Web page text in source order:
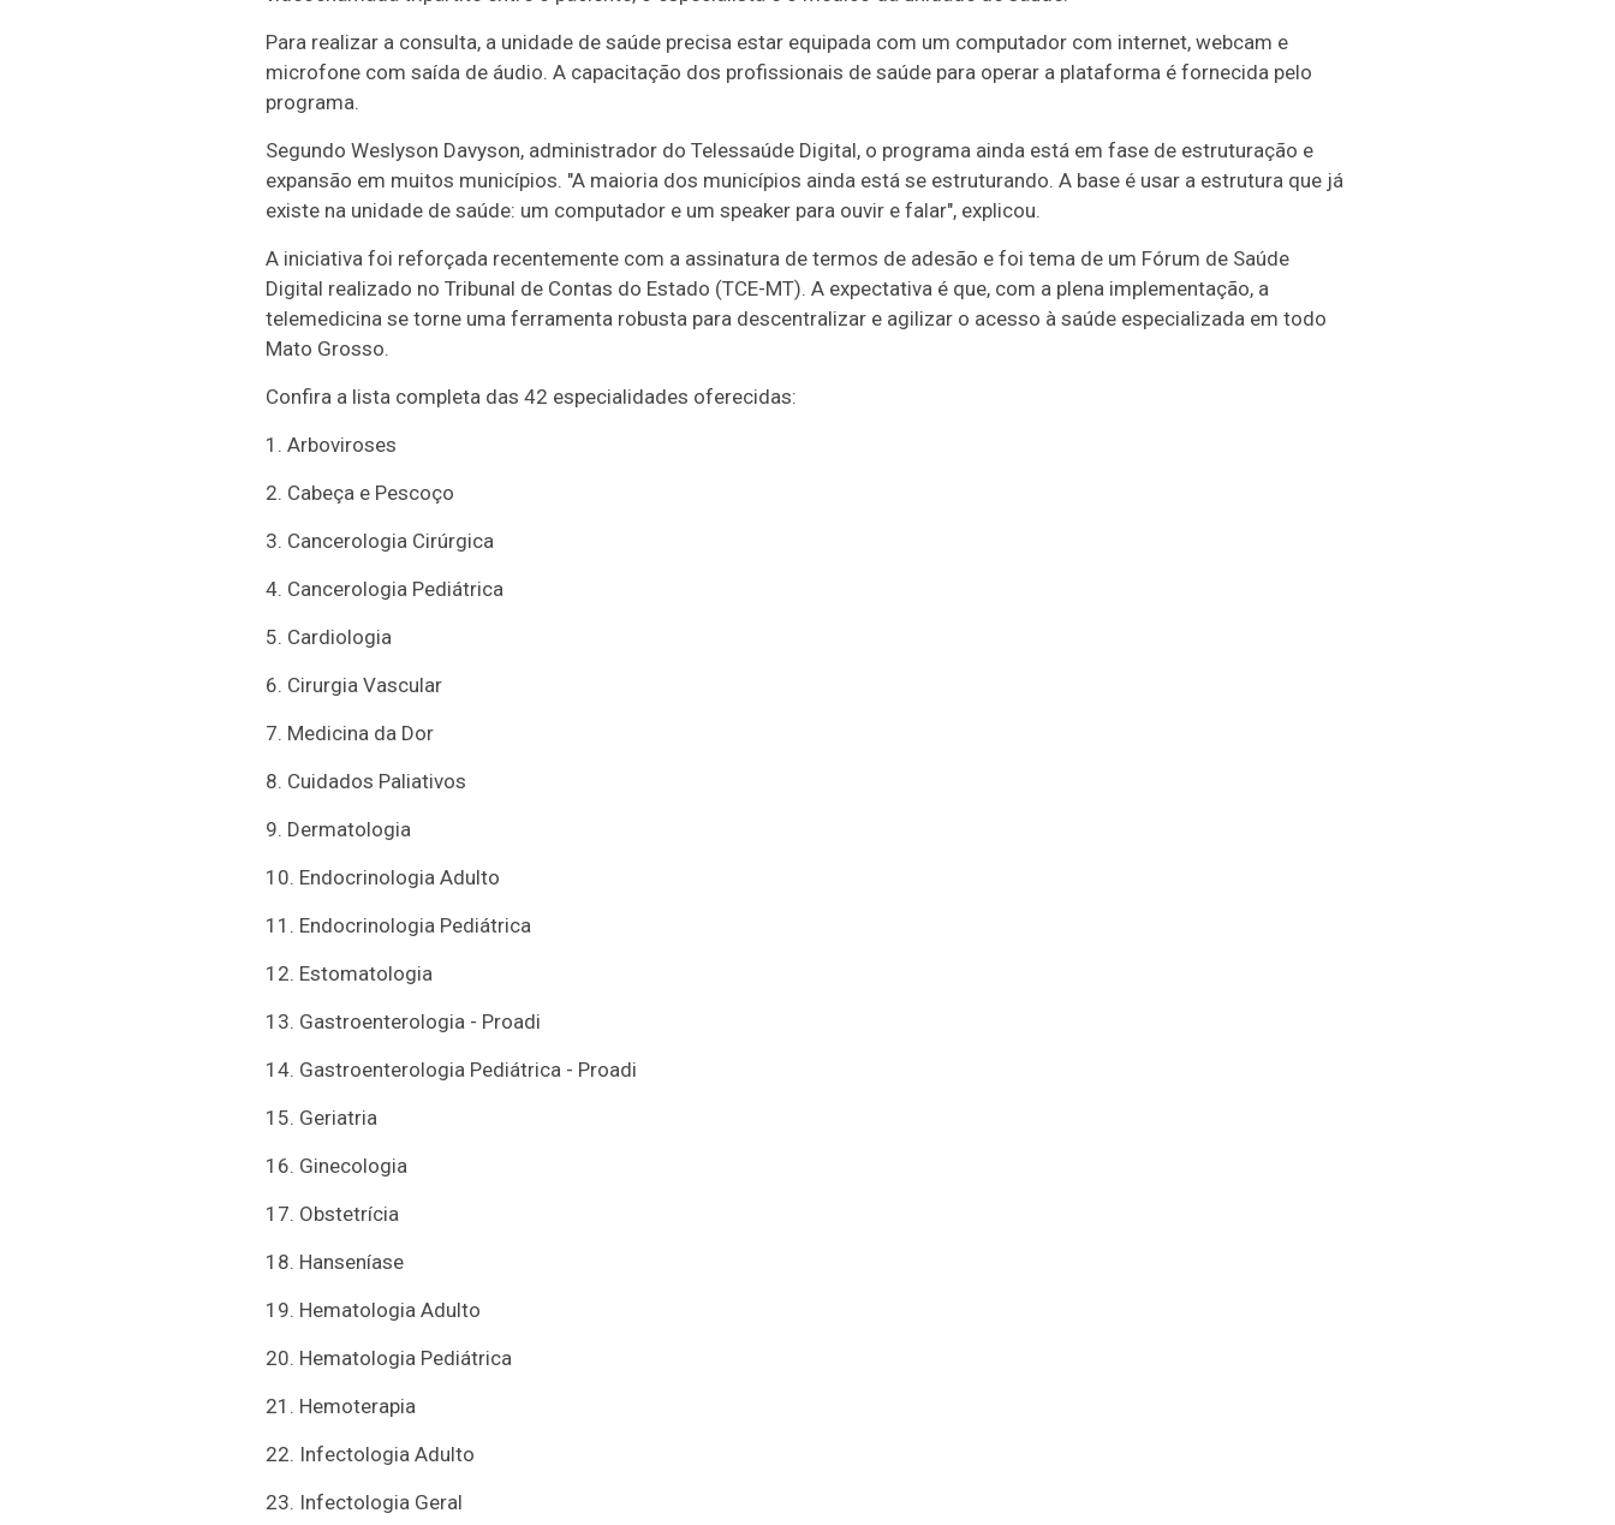
Para realizar a consulta, a unidade de saúde precisa estar equipada com um computador com internet, webcam e
microfone com saída de áudio. A capacitação dos profissionais de saúde para operar a plataforma é fornecida pelo
programa.
Segundo Weslyson Davyson, administrador do Telessaúde Digital, o programa ainda está em fase de estruturação e
expansão em muitos municípios. "A maioria dos municípios ainda está se estruturando. A base é usar a estrutura que já
existe na unidade de saúde: um computador e um speaker para ouvir e falar", explicou.
A iniciativa foi reforçada recentemente com a assinatura de termos de adesão e foi tema de um Fórum de Saúde
Digital realizado no Tribunal de Contas do Estado (TCE-MT). A expectativa é que, com a plena implementação, a
telemedicina se torne uma ferramenta robusta para descentralizar e agilizar o acesso à saúde especializada em todo
Mato Grosso.
Confira a lista completa das 42 especialidades oferecidas:
1. Arboviroses
2. Cabeça e Pescoço
3. Cancerologia Cirúrgica
4. Cancerologia Pediátrica
5. Cardiologia
6. Cirurgia Vascular
7. Medicina da Dor
8. Cuidados Paliativos
9. Dermatologia
10. Endocrinologia Adulto
11. Endocrinologia Pediátrica
12. Estomatologia
13. Gastroenterologia - Proadi
14. Gastroenterologia Pediátrica - Proadi
15. Geriatria
16. Ginecologia
17. Obstetrícia
18. Hanseníase
19. Hematologia Adulto
20. Hematologia Pediátrica
21. Hemoterapia
22. Infectologia Adulto
23. Infectologia Geral